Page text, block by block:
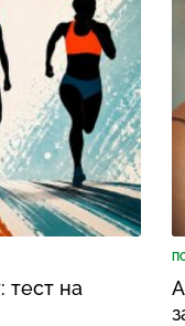
тест на